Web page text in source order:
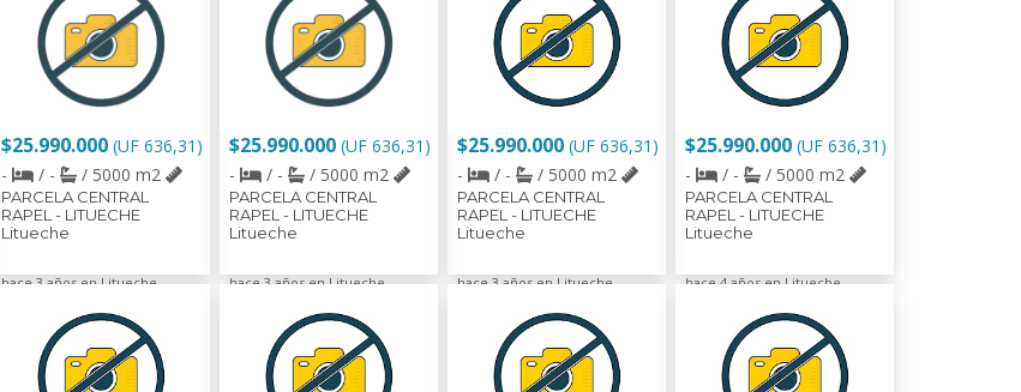
$25.990.000 (UF 636,31)
-
/ - / 5000 m2
PARCELA CENTRAL
RAPEL - LITUECHE
Litueche
hace 3 años en Litueche
$25.990.000 (UF 636,31)
-
/ - / 5000 m2
PARCELA CENTRAL
RAPEL - LITUECHE
Litueche
hace 3 años en Litueche
$25.990.000 (UF 636,31)
-
/ - / 5000 m2
PARCELA CENTRAL
RAPEL - LITUECHE
Litueche
hace 3 años en Litueche
$25.990.000 (UF 636,31)
-
/ - / 5000 m2
PARCELA CENTRAL
RAPEL - LITUECHE
Litueche
hace 4 años en Litueche